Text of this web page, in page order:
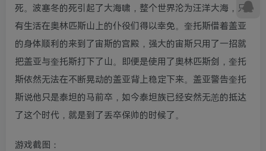
死。波塞冬的死引起了大海啸，整个世界沦为汪洋大海，只
有生活在奥林匹斯山上的仆役们得以幸免。奎托斯借着盖亚
的身体顺利的来到了宙斯的宫殿，强大的宙斯只用了一招就
把盖亚与奎托斯打下了山。即便是使用了奥林匹斯剑，奎托
斯依然无法在不断晃动的盖亚背上稳定下来。盖亚警告奎托
斯说他只是泰坦的马前卒，如今泰坦族已经安然无恙的抵达
了这个时代，就是到了丢卒保帅的时候了。
游戏截图：